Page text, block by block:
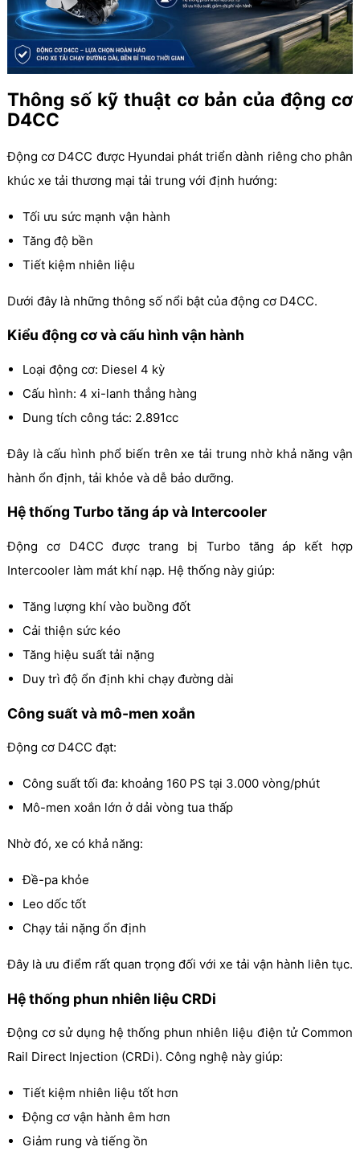
Thông số kỹ thuật cơ bản của động cơ
D4CC
Động cơ D4CC được Hyundai phát triển dành riêng cho phân
khúc xe tải thương mại tải trung với định hướng:
Tối ưu sức mạnh vận hành
Tăng độ bền
Tiết kiệm nhiên liệu
Dưới đây là những thông số nổi bật của động cơ D4CC.
Kiểu động cơ và cấu hình vận hành
Loại động cơ: Diesel 4 kỳ
Cấu hình: 4 xi-lanh thẳng hàng
Dung tích công tác: 2.891cc
Đây là cấu hình phổ biến trên xe tải trung nhờ khả năng vận
hành ổn định, tải khỏe và dễ bảo dưỡng.
Hệ thống Turbo tăng áp và Intercooler
Động cơ D4CC được trang bị Turbo tăng áp kết hợp
Intercooler làm mát khí nạp. Hệ thống này giúp:
Tăng lượng khí vào buồng đốt
Cải thiện sức kéo
Tăng hiệu suất tải nặng
Duy trì độ ổn định khi chạy đường dài
Công suất và mô-men xoắn
Động cơ D4CC đạt:
Công suất tối đa: khoảng 160 PS tại 3.000 vòng/phút
Mô-men xoắn lớn ở dải vòng tua thấp
Nhờ đó, xe có khả năng:
Đề-pa khỏe
Leo dốc tốt
Chạy tải nặng ổn định
Đây là ưu điểm rất quan trọng đối với xe tải vận hành liên tục.
Hệ thống phun nhiên liệu CRDi
Động cơ sử dụng hệ thống phun nhiên liệu điện tử Common
Rail Direct Injection (CRDi). Công nghệ này giúp:
Tiết kiệm nhiên liệu tốt hơn
Động cơ vận hành êm hơn
Giảm rung và tiếng ồn